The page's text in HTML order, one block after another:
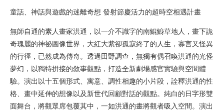
童話、神話與遊戲的迷離奇想 發射節慶活力的超時空相遇計畫
無師自通的素人畫家洪通，以一介不識字的南鯤鯓草地人，畫下詭
奇瑰麗的神祕圖像世界，大紅大紫卻孤寂終了的人生，寡言又怪異
的行徑，已然成為傳奇。透過田野調查，無獨有偶召喚洪通的光怪
夢幻，以獨特拼接的敘事觀點，打造全新劇場感官實驗與空間體
驗。演出以十五個形式、寓意、調性相趣的小片段，詮釋洪通的性
格、畫中延伸的想像以及新世代回顧對話的觀點。純白的日字形雙
面舞台，將觀眾席包覆其中，一如洪通的畫將觀者吸入空間。演出